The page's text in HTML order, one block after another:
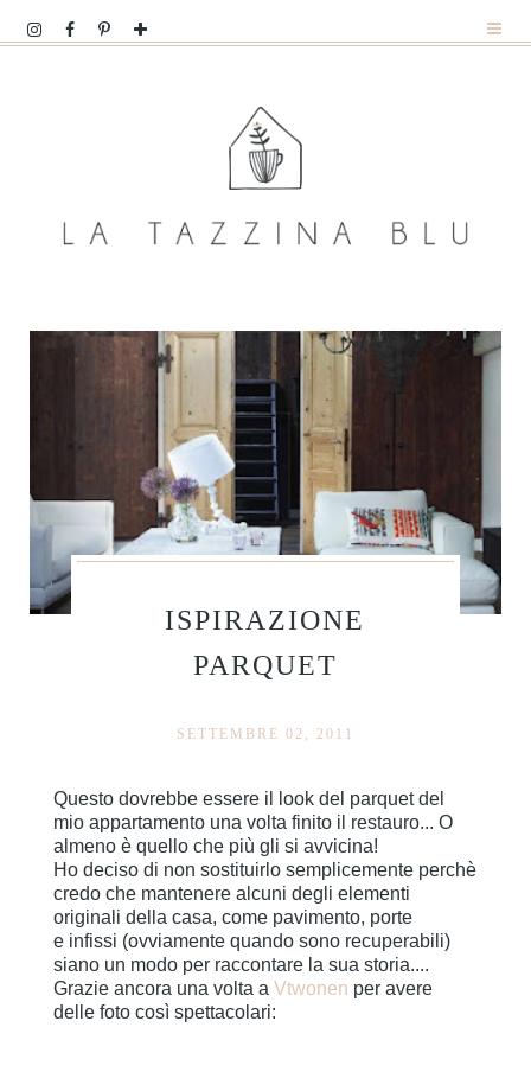
ISPIRAZIONE
PARQUET
SETTEMBRE 02, 2011
Questo dovrebbe essere il look del parquet del
mio appartamento una volta finito il restauro... O
almeno è quello che più gli si avvicina!
Ho deciso di non sostituirlo semplicemente perchè
credo che mantenere alcuni degli elementi
originali della casa, come pavimento, porte
e infissi (ovviamente quando sono recuperabili)
siano un modo per raccontare la sua storia....
Grazie ancora una volta a Vtwonen per avere
delle foto così spettacolari: